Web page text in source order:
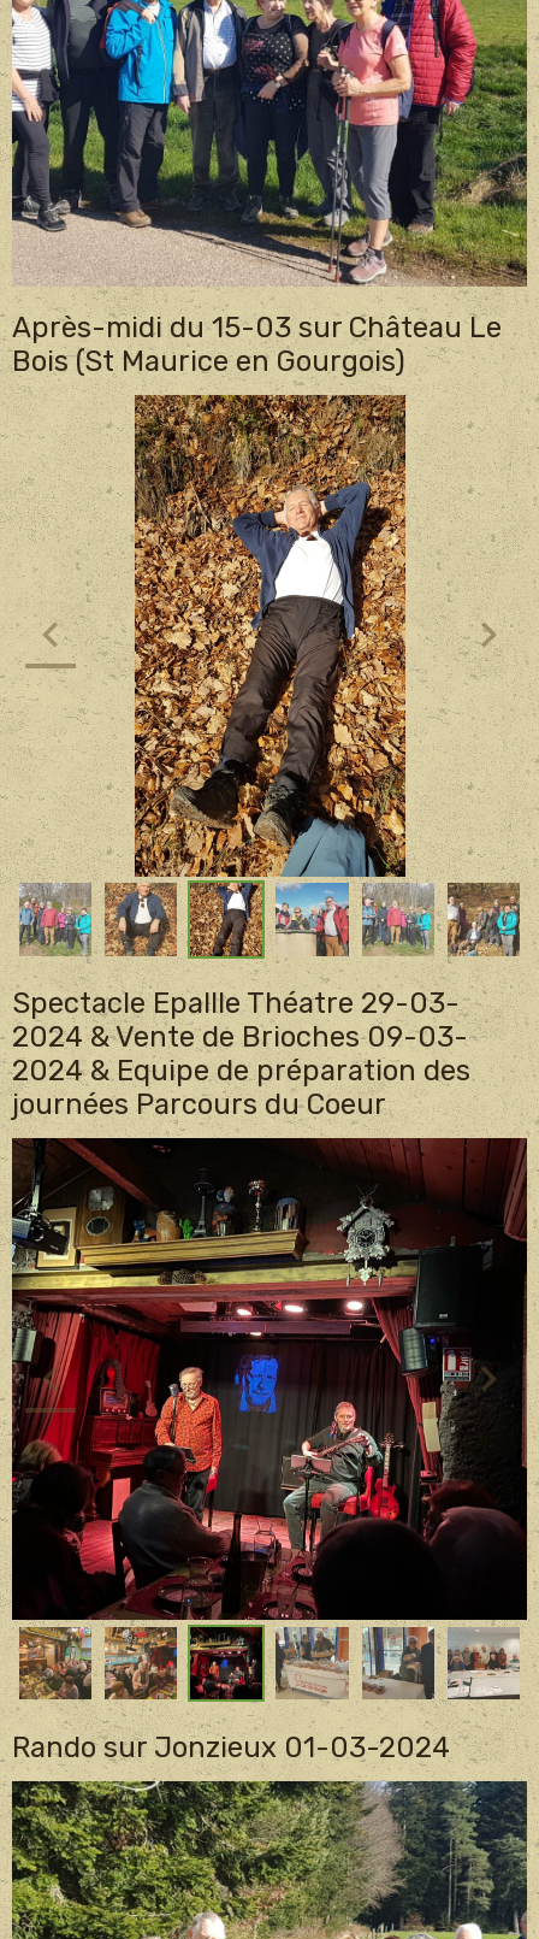
Après-midi du 15-03 sur Château Le
Bois (St Maurice en Gourgois)
Spectacle Epallle Théatre 29-03-
2024 & Vente de Brioches 09-03-
2024 & Equipe de préparation des
journées Parcours du Coeur
Rando sur Jonzieux 01-03-2024